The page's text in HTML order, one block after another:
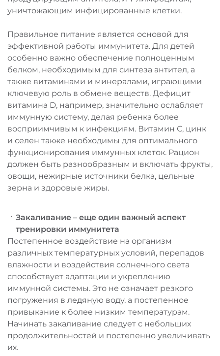
уничтожающим инфицированные клетки.
Правильное питание является основой для
эффективной работы иммунитета. Для детей
особенно важно обеспечение полноценным
белком, необходимым для синтеза антител, а
также витаминами и минералами, играющими
ключевую роль в обмене веществ. Дефицит
витамина D, например, значительно ослабляет
иммунную систему, делая ребенка более
восприимчивым к инфекциям. Витамин С, цинк
и селен также необходимы для оптимального
функционирования иммунных клеток. Рацион
должен быть разнообразным и включать фрукты,
овощи, нежирные источники белка, цельные
зерна и здоровые жиры.
Закаливание – еще один важный аспект
тренировки иммунитета
Постепенное воздействие на организм
различных температурных условий, перепадов
влажности и воздействия солнечного света
способствует адаптации и укреплению
иммунной системы. Это не означает резкого
погружения в ледяную воду, а постепенное
привыкание к более низким температурам.
Начинать закаливание следует с небольших
продолжительностей и постепенно увеличивать
их.